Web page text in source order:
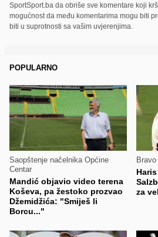
SportSport.ba da obriše sve komentare koji
mogućnost da među komentarima mogu biti
biti u suprotnosti sa vašim uvjerenjima.
POPULARNO
Saopštenje načelnika Općine
Centar
Mandić objavio video terena
Koševa, pa žestoko prozvao
Džemidžića: "Smiješ li
Borcu..."
za